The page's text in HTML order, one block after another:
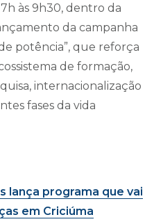
às 9h30, dentro da
da campanha
potência”, que reforça
de formação,
internacionalização
fases da vida
lança programa que vai
em Criciúma